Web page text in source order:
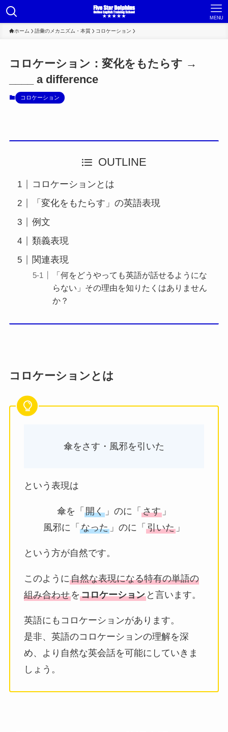
MENU
ホーム 語彙のメカニズム・本質 コロケーション
コロケーション：変化をもたらす →
____ a difference
コロケーション
OUTLINE
コロケーションとは
「変化をもたらす」の英語表現
例文
類義表現
関連表現
「何をどうやっても英語が話せるようにな
らない」その理由を知りたくはありません
か？
コロケーションとは
傘をさす・風邪を引いた
という表現は
傘を「 開く 」のに「 さす 」
風邪に「 なった 」のに「 引いた 」
という方が自然です。
このように自然な表現になる特有の単語の
組み合わせをコロケーションと言います。
英語にもコロケーションがあります。
是非、英語のコロケーションの理解を深
め、より自然な英会話を可能にしていきま
しょう。